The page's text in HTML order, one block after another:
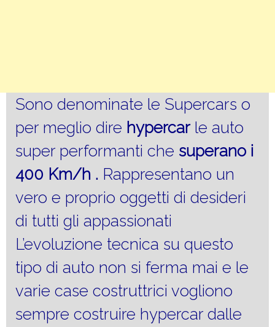
Sono denominate le Supercars o
per meglio dire hypercarle auto
super performanti che superano i
400 Km/h . Rappresentano un
vero e proprio oggetti di desideri
di tutti gli appassionati
L’evoluzione tecnica su questo
tipo di auto non si ferma mai e le
varie case costruttrici vogliono
sempre costruire hypercar dalle